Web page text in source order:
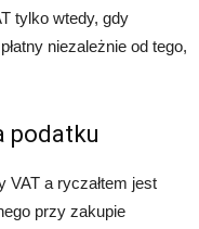
tylko wtedy, gdy
niezależnie od tego,
podatku
a ryczałtem jest
przy zakupie